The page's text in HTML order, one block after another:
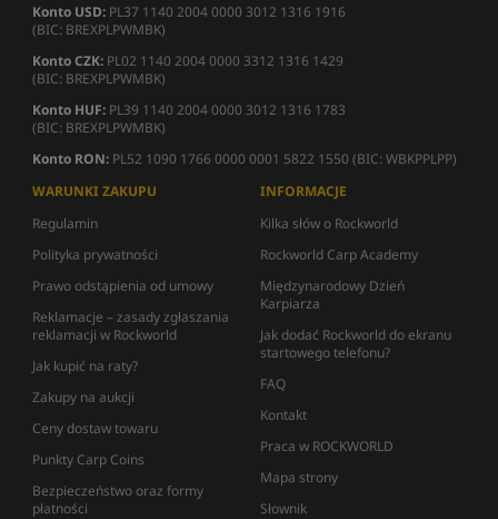
Konto USD: PL37 1140 2004 0000 3012 1316 1916
(BIC: BREXPLPWMBK)
Konto CZK: PL02 1140 2004 0000 3312 1316 1429
(BIC: BREXPLPWMBK)
Konto HUF: PL39 1140 2004 0000 3012 1316 1783
(BIC: BREXPLPWMBK)
Konto RON: PL52 1090 1766 0000 0001 5822 1550 (BIC: WBKPPLPP)
WARUNKI ZAKUPU
Regulamin
Polityka prywatności
Prawo odstąpienia od umowy
Reklamacje – zasady zgłaszania
reklamacji w Rockworld
Jak kupić na raty?
Zakupy na aukcji
Ceny dostaw towaru
Punkty Carp Coins
Bezpieczeństwo oraz formy
płatności
INFORMACJE
Kilka słów o Rockworld
Rockworld Carp Academy
Międzynarodowy Dzień
Karpiarza
Jak dodać Rockworld do ekranu
startowego telefonu?
FAQ
Kontakt
Praca w ROCKWORLD
Mapa strony
Słownik